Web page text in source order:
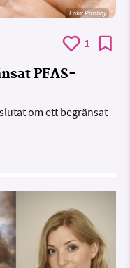
Foto:Pixabay
1
PFAS-
om ett begränsat